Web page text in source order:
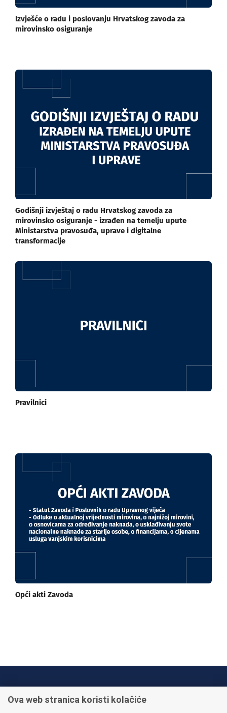
Izvješće o radu i poslovanju Hrvatskog zavoda za
mirovinsko osiguranje
Godišnji izvještaj o radu Hrvatskog zavoda za
mirovinsko osiguranje - izrađen na temelju upute
Ministarstva pravosuđa, uprave i digitalne
transformacije
Pravilnici
Opći akti Zavoda
+385 1 45 95 011
Ova web stranica koristi kolačiće